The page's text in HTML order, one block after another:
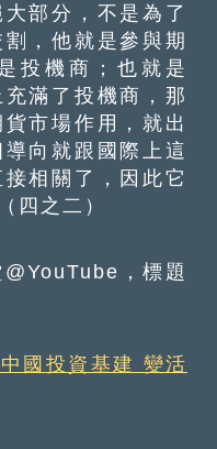
部分，不是為了
，他就是參與期
投機商；也就是
滿了投機商，那
市場作用，就出
向就跟國際上這
相關了，因此它
四之二）
，標題
國投資基建 變活